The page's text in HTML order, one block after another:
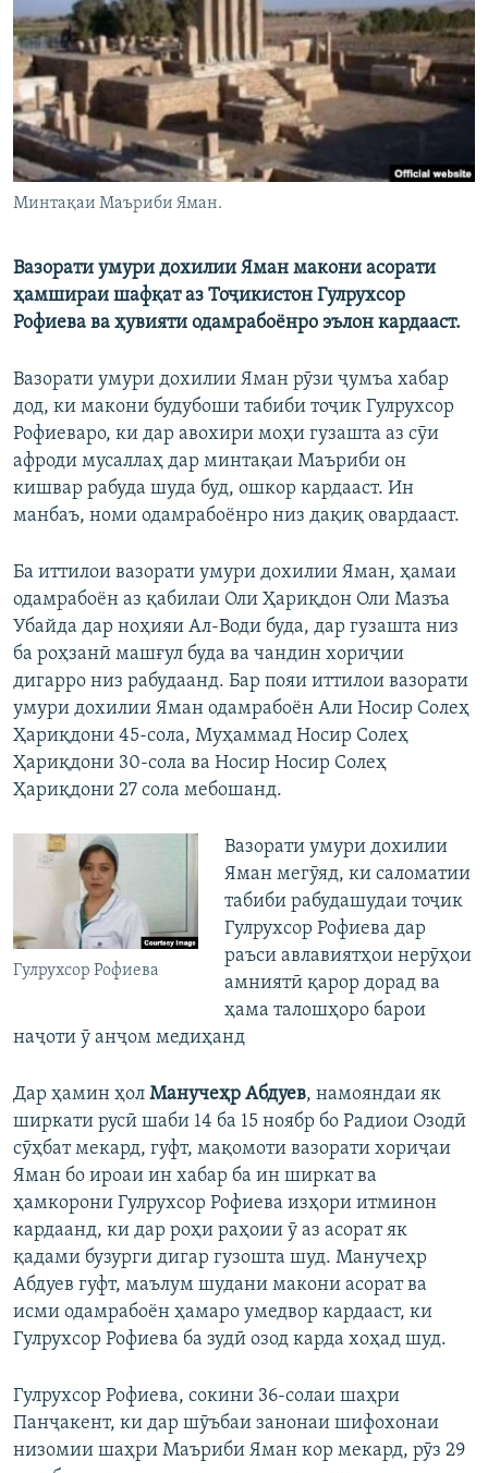
ГУЗОРИШҲОИ РАДИОӢ
Русский
ПАЙГИРӢ КУНЕД
Минтақаи Маъриби Яман.
Вазорати умури дохилии Яман макони асорати
ҳамшираи шафқат аз Тоҷикистон Гулрухсор
Рофиева ва ҳувияти одамрабоёнро эълон кардааст.
Вазорати умури дохилии Яман рӯзи ҷумъа хабар
дод, ки макони будубоши табиби тоҷик Гулрухсор
Рофиеваро, ки дар авохири моҳи гузашта аз сӯи
афроди мусаллаҳ дар минтақаи Маъриби он
кишвар рабуда шуда буд, ошкор кардааст. Ин
манбаъ, номи одамрабоёнро низ дақиқ овардааст.
Ба иттилои вазорати умури дохилии Яман, ҳамаи
одамрабоён аз қабилаи Оли Ҳариқдон Оли Мазъа
Убайда дар ноҳияи Ал-Води буда, дар гузашта низ
ба роҳзанӣ машғул буда ва чандин хориҷии
дигарро низ рабудаанд. Бар пояи иттилои вазорати
умури дохилии Яман одамрабоён Али Носир Солеҳ
Ҳариқдони 45-сола, Муҳаммад Носир Солеҳ
Ҳариқдони 30-сола ва Носир Носир Солеҳ
Ҳариқдони 27 сола мебошанд.
Гулрухсор Рофиева
Вазорати умури дохилии
Яман мегӯяд, ки саломатии
табиби рабудашудаи тоҷик
Гулрухсор Рофиева дар
раъси авлавиятҳои нерӯҳои
амниятӣ қарор дорад ва
ҳама талошҳоро барои
наҷоти ӯ анҷом медиҳанд
Дар ҳамин ҳол Манучеҳр Абдуев, намояндаи як
ширкати русӣ шаби 14 ба 15 ноябр бо Радиои Озодӣ
сӯҳбат мекард, гуфт, мақомоти вазорати хориҷаи
Яман бо ироаи ин хабар ба ин ширкат ва
ҳамкорони Гулрухсор Рофиева изҳори итминон
кардаанд, ки дар роҳи раҳоии ӯ аз асорат як
қадами бузурги дигар гузошта шуд. Манучеҳр
Абдуев гуфт, маълум шудани макони асорат ва
исми одамрабоён ҳамаро умедвор кардааст, ки
Гулрухсор Рофиева ба зудӣ озод карда хоҳад шуд.
Гулрухсор Рофиева, сокини 36-солаи шаҳри
Панҷакент, ки дар шӯъбаи занонаи шифохонаи
низомии шаҳри Маъриби Яман кор мекард, рӯз 29